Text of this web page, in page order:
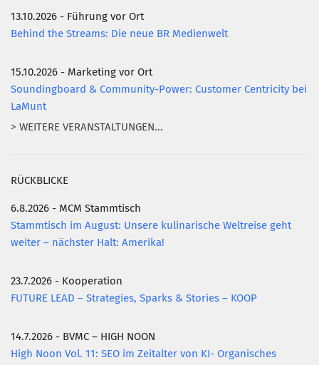
13.10.2026 - Führung vor Ort
Behind the Streams: Die neue BR Medienwelt
15.10.2026 - Marketing vor Ort
Soundingboard & Community-Power: Customer Centricity bei
LaMunt
> WEITERE VERANSTALTUNGEN...
RÜCKBLICKE
6.8.2026 - MCM Stammtisch
Stammtisch im August: Unsere kulinarische Weltreise geht
weiter – nächster Halt: Amerika!
23.7.2026 - Kooperation
FUTURE LEAD – Strategies, Sparks & Stories – KOOP
14.7.2026 - BVMC – HIGH NOON
High Noon Vol. 11: SEO im Zeitalter von KI- Organisches